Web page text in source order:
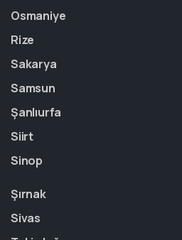
Osmaniye
Rize
Sakarya
Samsun
Şanlıurfa
Siirt
Sinop
Şırnak
Sivas